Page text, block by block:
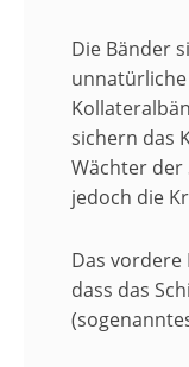
​Die Bänder
unnatürliche
sichern das
Wächter der
jedoch die
​Das vordere
dass das